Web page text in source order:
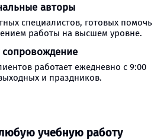
авторы
специалистов, готовых помочь
работы на высшем уровне.
сопровождение
работает ежедневно с 9:00
и праздников.
учебную работу